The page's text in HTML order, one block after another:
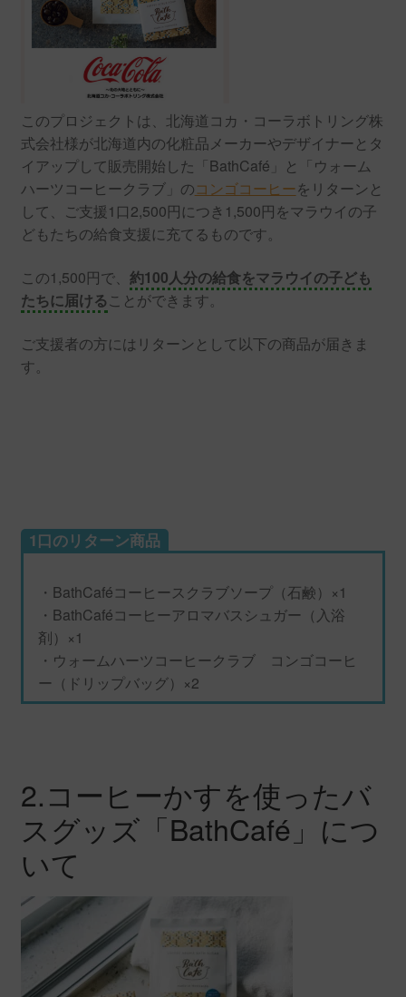
このプロジェクトは、北海道コカ・コーラボトリング株
式会社様が北海道内の化粧品メーカーやデザイナーとタ
イアップして販売開始した「BathCafé」と「ウォーム
ハーツコーヒークラブ」のコンゴコーヒーをリターンと
して、ご支援1口2,500円につき1,500円をマラウイの子
どもたちの給食支援に充てるものです。
この1,500円で、 約100人分の給食をマラウイの子ども
たちに届けることができます。
ご支援者の方にはリターンとして以下の商品が届きま
す。
1口のリターン商品
・BathCaféコーヒースクラブソープ（石鹸）×1
・BathCaféコーヒーアロマバスシュガー（入浴
剤）×1
・ウォームハーツコーヒークラブ コンゴコーヒ
ー（ドリップバッグ）×2
2.コーヒーかすを使ったバ
スグッズ「BathCafé」につ
いて